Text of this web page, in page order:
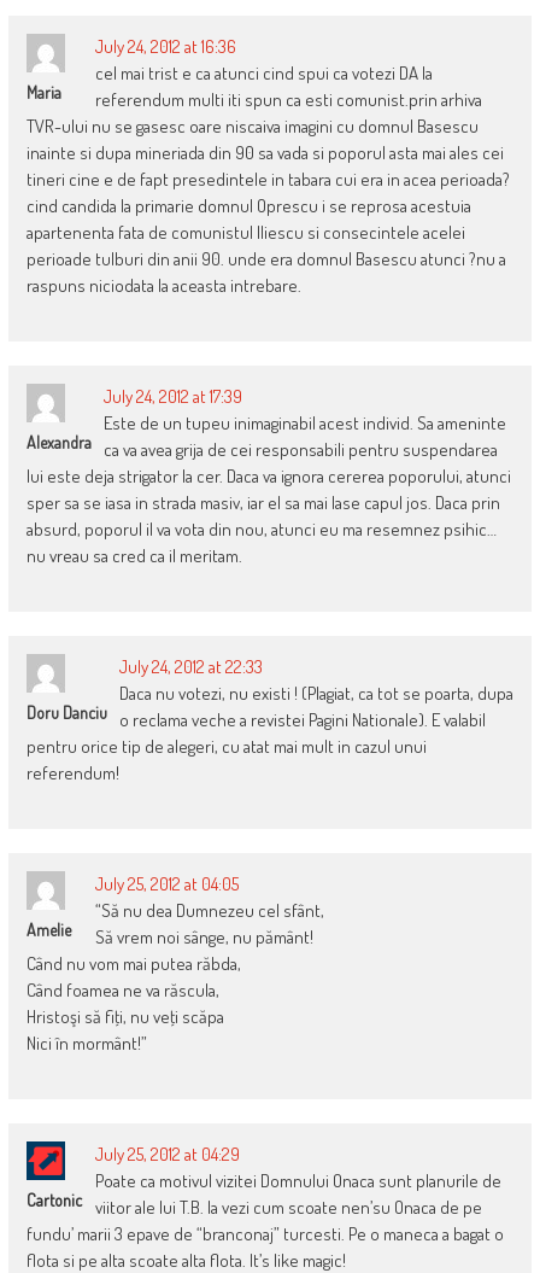
Maria
July 24, 2012 at 16:36
cel mai trist e ca atunci cind spui ca votezi DA la
referendum multi iti spun ca esti comunist.prin arhiva
TVR-ului nu se gasesc oare niscaiva imagini cu domnul Basescu
inainte si dupa mineriada din 90 sa vada si poporul asta mai ales cei
tineri cine e de fapt presedintele in tabara cui era in acea perioada?
cind candida la primarie domnul Oprescu i se reprosa acestuia
apartenenta fata de comunistul Iliescu si consecintele acelei
perioade tulburi din anii 90. unde era domnul Basescu atunci ?nu a
raspuns niciodata la aceasta intrebare.
Alexandra
July 24, 2012 at 17:39
Este de un tupeu inimaginabil acest individ. Sa ameninte
ca va avea grija de cei responsabili pentru suspendarea
lui este deja strigator la cer. Daca va ignora cererea poporului, atunci
sper sa se iasa in strada masiv, iar el sa mai lase capul jos. Daca prin
absurd, poporul il va vota din nou, atunci eu ma resemnez psihic…
nu vreau sa cred ca il meritam.
Doru Danciu
July 24, 2012 at 22:33
Daca nu votezi, nu existi ! (Plagiat, ca tot se poarta, dupa
o reclama veche a revistei Pagini Nationale). E valabil
pentru orice tip de alegeri, cu atat mai mult in cazul unui
referendum!
Amelie
July 25, 2012 at 04:05
“Să nu dea Dumnezeu cel sfânt,
Să vrem noi sânge, nu pământ!
Când nu vom mai putea răbda,
Când foamea ne va răscula,
Hristoşi să fiţi, nu veţi scăpa
Nici în mormânt!”
Cartonic
July 25, 2012 at 04:29
Poate ca motivul vizitei Domnului Onaca sunt planurile de
viitor ale lui T.B. Ia vezi cum scoate nen’su Onaca de pe
fundu’ marii 3 epave de “branconaj” turcesti. Pe o maneca a bagat o
flota si pe alta scoate alta flota. It’s like magic!